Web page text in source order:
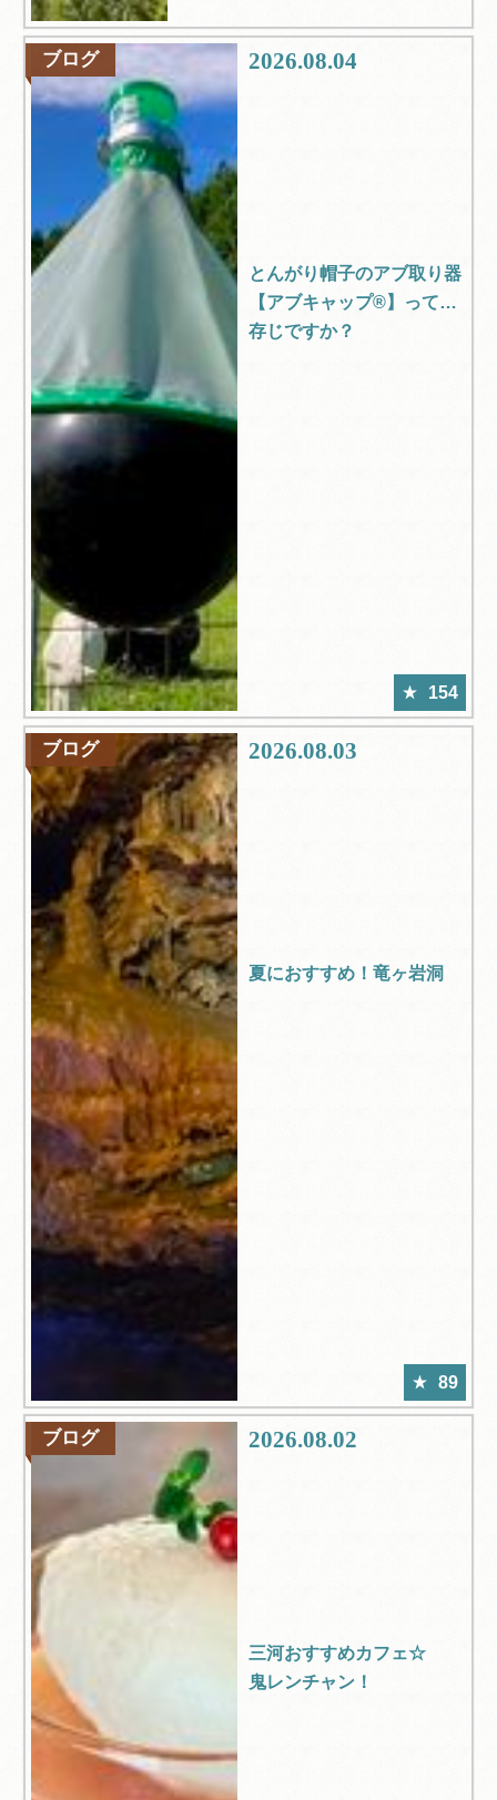
ブログ 2026.08.04
とんがり帽子のアブ取り器
【アブキャップ®】ってご
存じですか？
154
ブログ 2026.08.03
夏におすすめ！竜ヶ岩洞
89
ブログ 2026.08.02
三河おすすめカフェ☆
鬼レンチャン！